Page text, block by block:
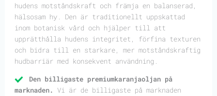
hudens motståndskraft och främja en balanserad,
hälsosam hy. Den är traditionellt uppskattad
inom botanisk vård och hjälper till att
upprätthålla hudens integritet, förfina texturen
och bidra till en starkare, mer motståndskraftig
hudbarriär med konsekvent användning.
Den billigaste premiumkaranjaoljan på
marknaden. Vi är de billigaste på marknaden